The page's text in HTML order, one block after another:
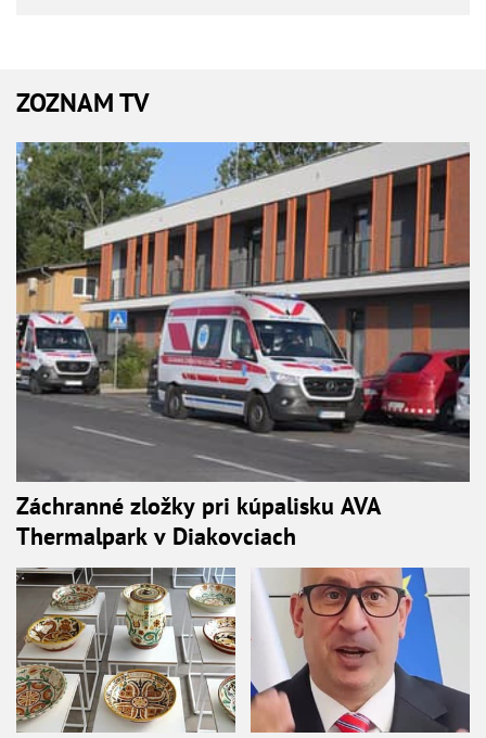
ZOZNAM TV
Záchranné zložky pri kúpalisku AVA
Thermalpark v Diakovciach